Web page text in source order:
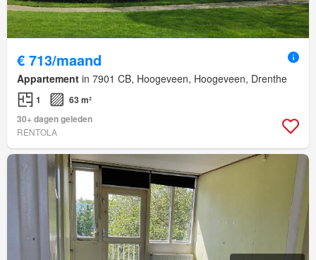
€ 713/maand
Appartement in 7901 CB, Hoogeveen, Hoogeveen, Drenthe
1
63 m²
30+ dagen geleden
RENTOLA